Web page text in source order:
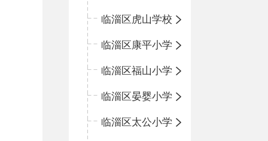
临淄区虎山学校
临淄区康平小学
临淄区福山小学
临淄区晏婴小学
临淄区太公小学